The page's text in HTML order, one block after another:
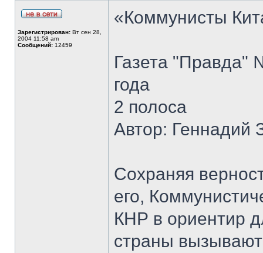
Зарегистрирован: Вт сен 28,
2004 11:58 am
Сообщений: 12459
«Коммунисты
Газета
года
2 полоса
Автор:
Сохраняя
его,
КНР в ориентир
страны